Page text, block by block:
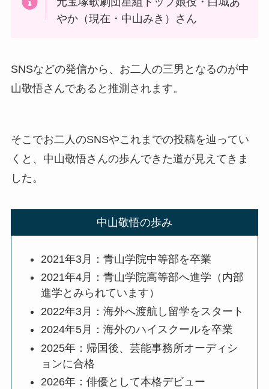
やか（現在・中山みき）さん
SNSなどの発信から、お二人の三男となるのが中
山敬悟さんであると推測されます。
そこでお二人のSNSやこれまでの投稿を辿ってい
くと、中山敬悟さんの歩んできた道が見えてきま
した。
中山敬悟の歩み
2021年3月：青山学院中等部を卒業
2021年4月：青山学院高等部へ進学（内部
進学とみられています）
2022年3月：海外へ渡航し留学をスタート
2024年5月：海外のハイスクールを卒業
2025年：帰国後、芸能事務所オーディシ
ョンに合格
2026年：俳優として本格デビュー